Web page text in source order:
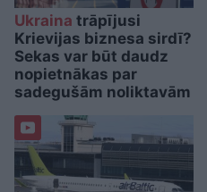
Ukraina trāpījusi
Krievijas biznesa sirdī?
Sekas var būt daudz
nopietnākas par
sadegušām noliktavām